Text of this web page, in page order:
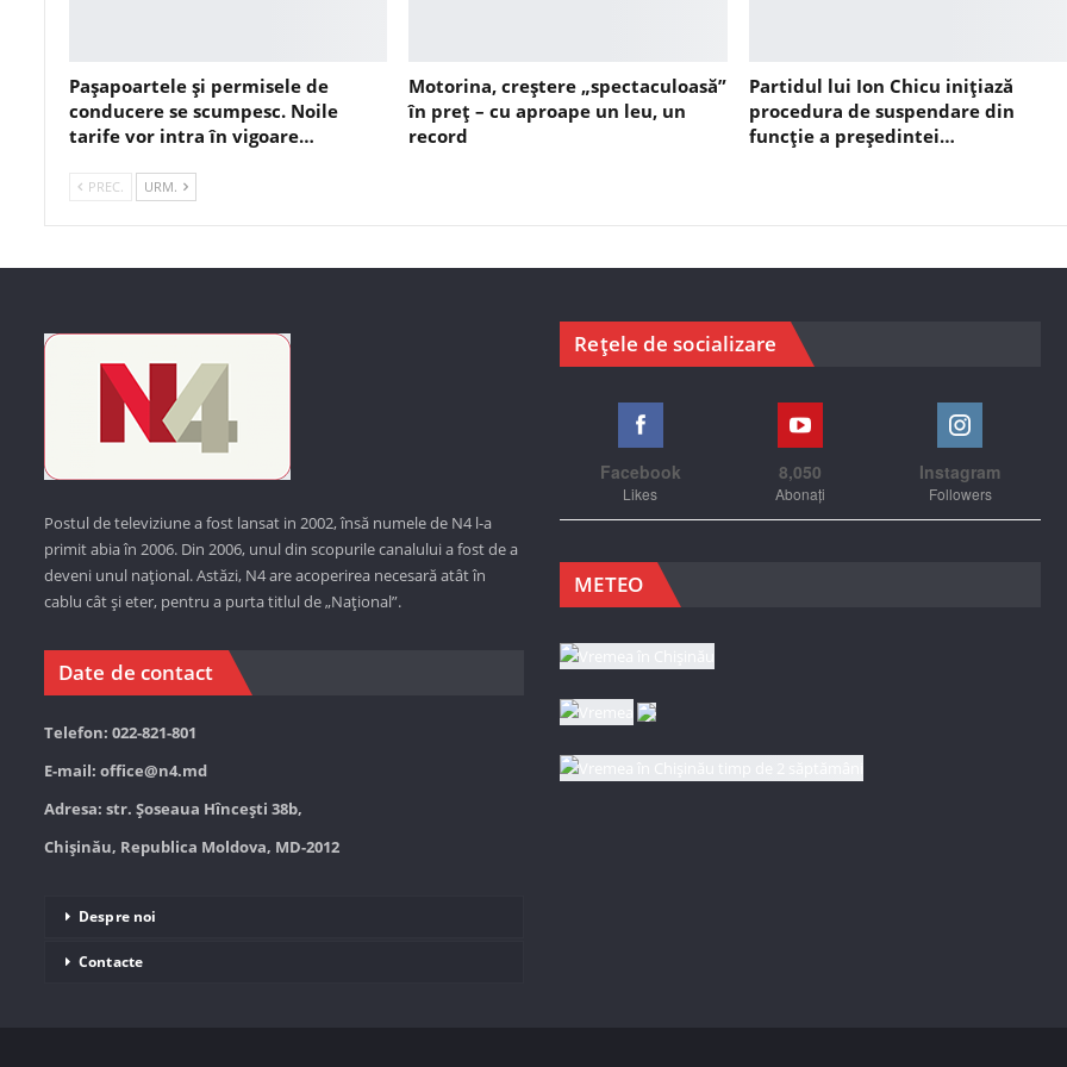
Pașapoartele și permisele de
conducere se scumpesc. Noile
tarife vor intra în vigoare…
Motorina, creștere „spectaculoasă”
în preț – cu aproape un leu, un
record
Partidul lui Ion Chicu inițiază
procedura de suspendare din
funcție a președintei…
PREC. URM.
Postul de televiziune a fost lansat in 2002, însă numele de N4 l-a
primit abia în 2006. Din 2006, unul din scopurile canalului a fost de a
deveni unul național. Astăzi, N4 are acoperirea necesară atât în
cablu cât și eter, pentru a purta titlul de „Național”.
Date de contact
Telefon: 022-821-801
E-mail: office@n4.md
Adresa: str. Șoseaua Hînceşti 38b,
Chișinău, Republica Moldova, MD-2012
Despre noi
Contacte
Rețele de socializare
Facebook
Likes
8,050
Abonați
Instagram
Followers
METEO